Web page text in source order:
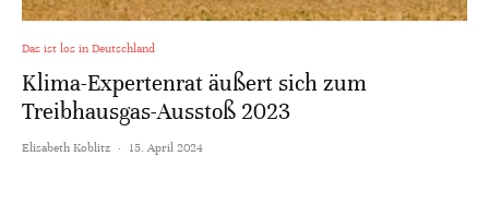
Das ist los in Deutschland
Klima-Expertenrat äußert sich zum
Treibhausgas-Ausstoß 2023
Elisabeth Koblitz · 15. April 2024